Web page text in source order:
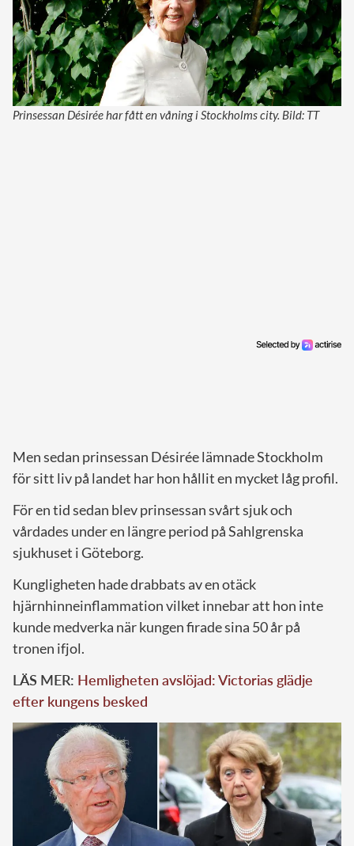
Prinsessan Désirée har fått en våning i Stockholms city. Bild: TT
Men sedan prinsessan Désirée lämnade Stockholm
för sitt liv på landet har hon hållit en mycket låg profil.
För en tid sedan blev prinsessan svårt sjuk och
vårdades under en längre period på Sahlgrenska
sjukhuset i Göteborg.
Kungligheten hade drabbats av en otäck
hjärnhinneinflammation vilket innebar att hon inte
kunde medverka när kungen firade sina 50 år på
tronen ifjol.
LÄS MER: Hemligheten avslöjad: Victorias glädje
efter kungens besked